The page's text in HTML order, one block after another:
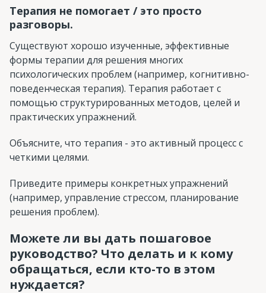
Терапия не помогает / это просто
разговоры.
Существуют хорошо изученные, эффективные
формы терапии для решения многих
психологических проблем (например, когнитивно-
поведенческая терапия). Терапия работает с
помощью структурированных методов, целей и
практических упражнений.
Объясните, что терапия - это активный процесс с
четкими целями.
Приведите примеры конкретных упражнений
(например, управление стрессом, планирование
решения проблем).
Можете ли вы дать пошаговое
руководство? Что делать и к кому
обращаться, если кто-то в этом
нуждается?